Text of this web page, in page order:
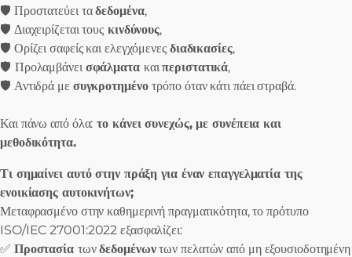
🛡️ Προστατεύει ταδεδομένα,
🛡️ Διαχειρίζεται τους κινδύνους,
🛡️ Ορίζει σαφείς και ελεγχόμενες διαδικασίες,
🛡️ Προλαμβάνει σφάλματα καιπεριστατικά,
🛡️ Αντιδρά με συγκροτημένοτρόπο όταν κάτι πάει στραβά.
Και πάνω από όλα: το κάνει συνεχώς, με συνέπεια και
μεθοδικότητα.
Τι σημαίνει αυτό στην πράξη για έναν επαγγελματία της
ενοικίασης αυτοκινήτων;
Μεταφρασμένο στην καθημερινή πραγματικότητα, το πρότυπο
ISO/IEC 27001:2022 εξασφαλίζει:
✅ Προστασία τωνδεδομένωντων πελατών από μη εξουσιοδοτημένη